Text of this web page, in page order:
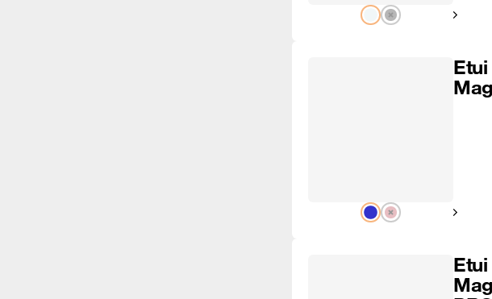
Pokaż
Pokaż